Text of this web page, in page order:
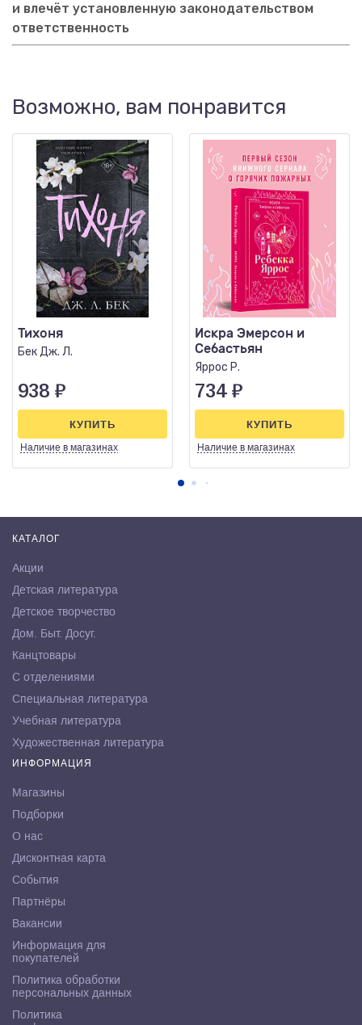
и влечёт установленную законодательством
ответственность
Возможно, вам понравится
Тихоня
Бек Дж. Л.
938 ₽
Наличие в магазинах
КУПИТЬ
Искра Эмерсон и
Себастьян
Яррос Р.
734 ₽
Наличие в магазинах
КУПИТЬ
КАТАЛОГ
Акции
Детская литература
Детское творчество
Дом. Быт. Досуг.
Канцтовары
С отделениями
Специальная литература
Учебная литература
Художественная литература
ИНФОРМАЦИЯ
Магазины
Подборки
О нас
Дисконтная карта
События
Партнёры
Вакансии
Информация для
покупателей
Политика обработки
персональных данных
Политика